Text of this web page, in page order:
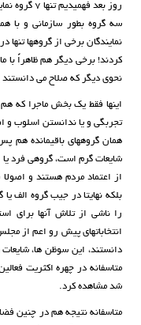
روز بعد
سه گروه بطور سازمانی و با
نمایندگان برخی از گروهها
کردند! برخی دیگر هم ظاهراً با
نحوی دیگر که صلاح می
اینها فقط یک بخش ماجرا که
تجربگی و یا ندانستن اسلوب و
همان گروههای باقیمانده هم
شایعات گرم است، گروهی فرد یا
از اعتماد مردم هستند و
بلکه نهایتا در جیب گروه الف
را ناشی از تلاش آنها برای
انتخاباتهای پیش رو اعم از
دانستند، این سوظن ها،
متاسفانه در چهره اکثریت
شد مشاهده کرد.
متاسفانه نتیجه هم در چنین